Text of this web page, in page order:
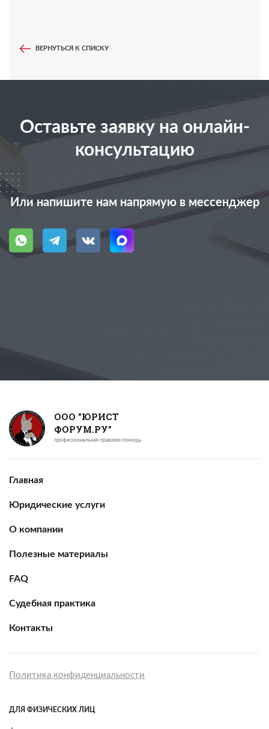
ВЕРНУТЬСЯ К СПИСКУ
Оставьте заявку на онлайн-
консультацию
Или напишите нам напрямую в мессенджер
ООО "ЮРИСТ
ФОРУМ.РУ"
Главная
Юридические услуги
О компании
Полезные материалы
FAQ
Судебная практика
Контакты
Политика конфиденциальности
ДЛЯ ФИЗИЧЕСКИХ ЛИЦ